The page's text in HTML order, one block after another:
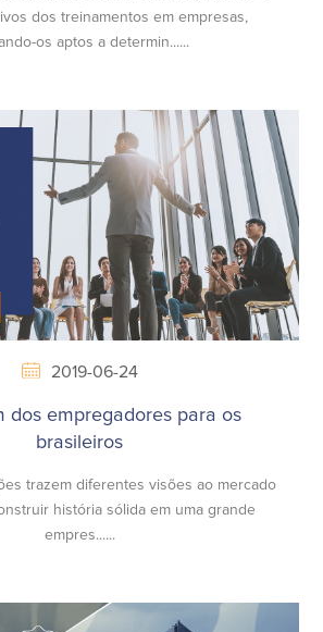
dos treinamentos em empresas,
os aptos a determin......
2019-06-24
dos empregadores para os
brasileiros
trazem diferentes visões ao mercado
história sólida em uma grande
empres......